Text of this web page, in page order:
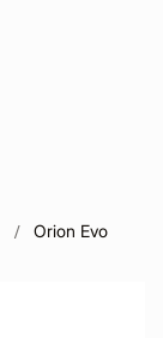
Orion Evo